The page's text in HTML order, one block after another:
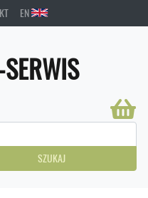
EN
SZUKAJ